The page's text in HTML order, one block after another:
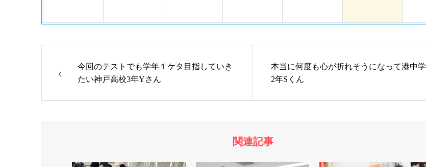
今回のテストでも学年１ケタ目指していき
たい神戸高校3年Yさん
本当に何度も心が折れそうになって港中学
2年Sくん
関連記事